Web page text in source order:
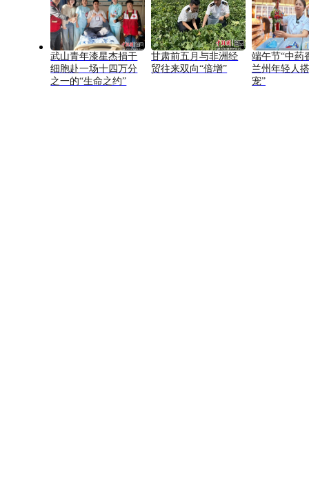
武山青年漆星杰捐干
细胞赴一场十四万分
之一的“生命之约”
甘肃前五月与非洲经
贸往来双向“倍增”
端午节“中药
兰州年轻人
宠”